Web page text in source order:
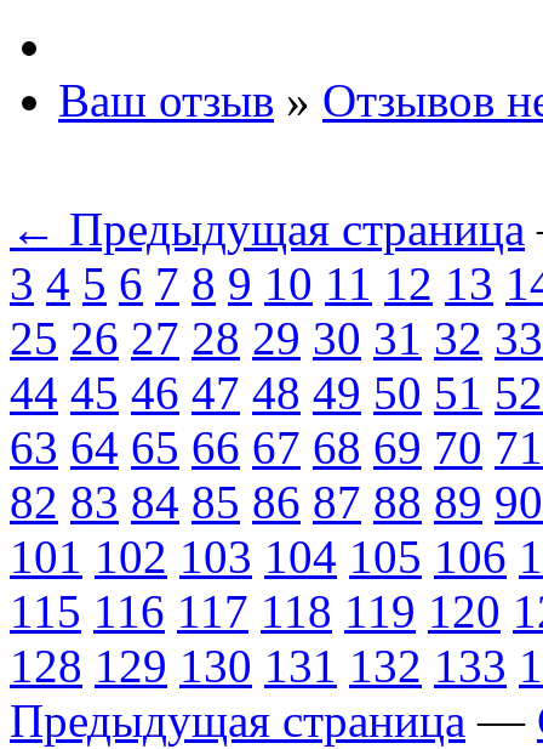
Ваш отзыв » Отзывов
← Предыдущая страница
3 4 5 6 7 8 9 10 11 12 13
25 26 27 28 29 30 31 32 33
44 45 46 47 48 49 50 51 52
63 64 65 66 67 68 69 70 71
82 83 84 85 86 87 88 89 90
101 102 103 104 105 106
115 116 117 118 119 120
128 129 130 131 132 133
Предыдущая страница —